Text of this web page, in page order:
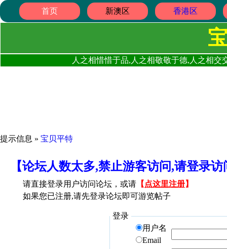
首页 新澳区 香港区
人之相惜惜于品,人之相敬敬于德,人之相
提示信息 » 宝贝平特
【论坛人数太多,禁止游客访问,请登录
请直接登录用户访问论坛，或请 【 点这里注册】
如果您已注册,请先登录论坛即可游览帖子
登录
用户名
Email